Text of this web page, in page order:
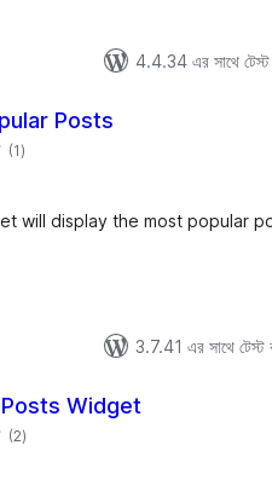
4.4.34 এর সাথে টেস্ট
Posts
(1total
ratings
)
will display the most popular
3.7.41 এর সাথে টেস্ট
Widget
(2total
ratings
)